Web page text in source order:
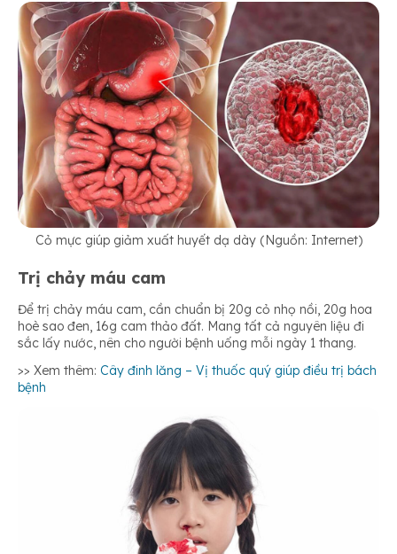
Cỏ mực giúp giảm xuất huyết dạ dày (Nguồn: Internet)
Trị chảy máu cam
Để trị chảy máu cam, cần chuẩn bị 20g cỏ nhọ nồi, 20g hoa
hoè sao đen, 16g cam thảo đất. Mang tất cả nguyên liệu đi
sắc lấy nước, nên cho người bệnh uống mỗi ngày 1 thang.
>> Xem thêm: Cây đinh lăng – Vị thuốc quý giúp điều trị bách
bệnh